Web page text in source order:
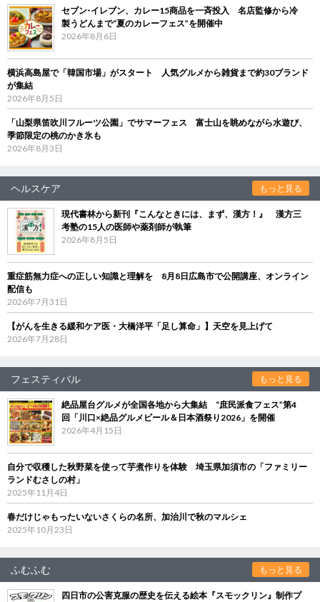
セブン‐イレブン、カレー15商品を一斉投入 名店監修から冷
製うどんまで“夏のカレーフェス”を開催中
2026年8月6日
横浜高島屋で「韓国市場」がスタート 人気グルメから雑貨まで約30ブランド
が集結
2026年8月5日
「山梨県笛吹川フルーツ公園」でサマーフェス 富士山を眺めながら水遊び、
季節限定の桃のかき氷も
2026年8月3日
ヘルスケア もっと見る
現代書林から新刊『こんなときには、まず、漢方！』 漢方三
考塾の15人の医師や薬剤師が執筆
2026年8月5日
重症筋無力症への正しい知識と理解を 8月8日広島市で公開講座、オンライン
配信も
2026年7月31日
【がんを生きる緩和ケア医・大橋洋平「足し算命」】天空を見上げて
2026年7月28日
フェスティバル もっと見る
絶品屋台グルメが全国各地から大集結 “庶民派食フェス”第4
回「川口×絶品グルメビール＆日本酒祭り2026」を開催
2026年4月15日
自分で収穫した秋野菜を使って芋煮作りを体験 埼玉県加須市の「ファミリー
ランドむさしの村」
2025年11月4日
春だけじゃもったいないさくらの名所、加治川で秋のマルシェ
2025年10月23日
ふむふむ もっと見る
四日市の公害克服の歴史を伝える絵本『スモックリン』制作プ